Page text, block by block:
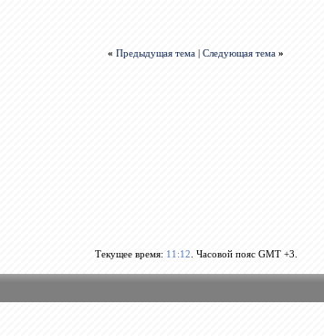
« Предыдущая тема |Следующая тема »
Текущее время: 11:12 . Часовой пояс GMT +3.